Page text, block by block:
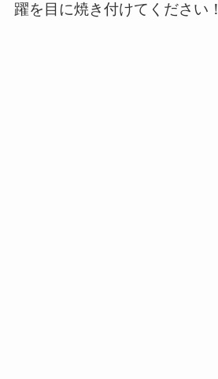
躍を目に焼き付けてください！